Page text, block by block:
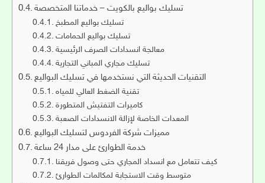
تسليك بواليع بالكويت – خدماتنا المتخصصة
تسليك بواليع المطبخ
تسليك بواليع الحمامات
معالجة انسدادات الصرف الرئيسية
تسليك مجاري المباني التجارية
التقنيات الحديثة التي نستخدمها في تسليك البواليع
تقنية الضغط العالي للمياه
كاميرات التفتيش المتطورة
المعدات الخاصة لإزالة الانسدادات الصعبة
مميزات شركة الفردوس لتسليك البواليع
خدمة الطوارئ على مدار 24 ساعة
كيف تتعامل مع انسداد المجاري حتى وصول فريقنا
متوسط وقت الاستجابة لمكالمات الطوارئ